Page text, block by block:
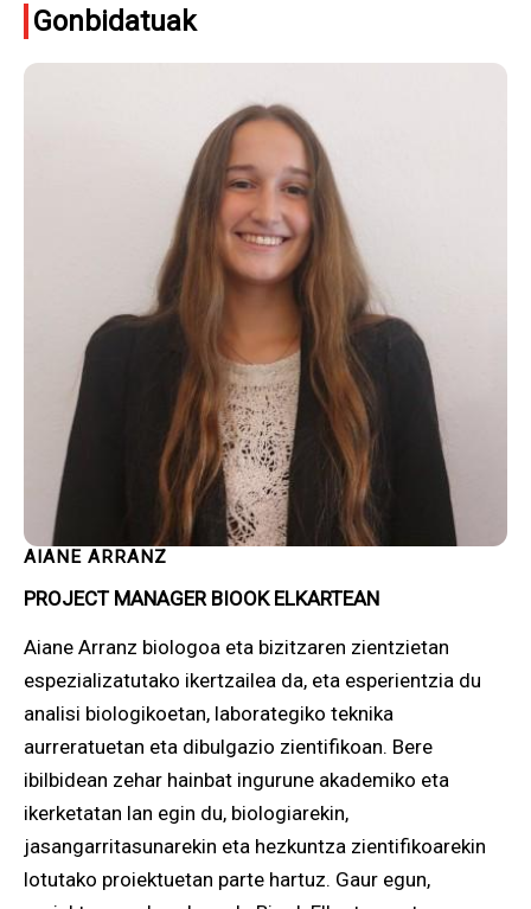
Gonbidatuak
AIANE ARRANZ
PROJECT MANAGER BIOOK ELKARTEAN
Aiane Arranz biologoa eta bizitzaren zientzietan
espezializatutako ikertzailea da, eta esperientzia du
analisi biologikoetan, laborategiko teknika
aurreratuetan eta dibulgazio zientifikoan. Bere
ibilbidean zehar hainbat ingurune akademiko eta
ikerketatan lan egin du, biologiarekin,
jasangarritasunarekin eta hezkuntza zientifikoarekin
lotutako proiektuetan parte hartuz. Gaur egun,